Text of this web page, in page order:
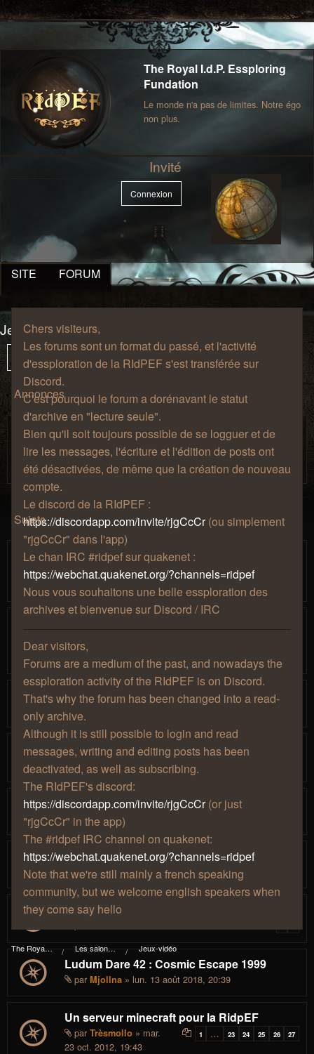
The Royal I.d.P. Essploring
Fundation
Le monde n'a pas de limites. Notre égo
non plus.
Invité
Connexion
SITE FORUM
Chers visiteurs,
Les forums sont un format du passé, et l'activité
d'essploration de la RIdPEF s'est transférée sur
Discord.
C'est pourquoi le forum a dorénavant le statut
d'archive en "lecture seule".
Bien qu'il soit toujours possible de se logguer et de
lire les messages, l'écriture et l'édition de posts ont
été désactivées, de même que la création de nouveau
compte.
Le discord de la RIdPEF :
https://discordapp.com/invite/rjgCcCr(ou simplement
"rjgCcCr" dans l'app)
Le chan IRC #ridpef sur quakenet :
https://webchat.quakenet.org/?channels=ridpef
Nous vous souhaitons une belle essploration des
archives et bienvenue sur Discord / IRC
Dear visitors,
Forums are a medium of the past, and nowadays the
essploration activity of the RIdPEF is on Discord.
That's why the forum has been changed into a read-
only archive.
Although it is still possible to login and read
messages, writing and editing posts has been
deactivated, as well as subscribing.
The RIdPEF's discord:
https://discordapp.com/invite/rjgCcCr(or just
"rjgCcCr" in the app)
The #ridpef IRC channel on quakenet:
https://webchat.quakenet.org/?channels=ridpef
Note that we're still mainly a french speaking
community, but we welcome english speakers when
they come say hello
The Royal I.d.P. Essploring Fundation Les salons du manoir Von Mortekai Jeux-vidéo
Jeux-vidéo
Verrouillé 62 sujets
Annonces
Règles de bienséance.
parZhao» jeu. 27 août 2009, 12:57 » dansSalon de
café
Sujets
[Minecraft] Serveur 1.14
1 … 12 13
parMjollna» lun. 06
août 2018, 18:42
(SevTech)
par
[Minecraft] Modpacks / mods cools
par
[Final Fantasy]Le marathon continue.
par Djbapt» jeu. 14 mars 2019, 15:38
[Elite Dangerous] Distant World 2
parHâthor» ven. 09 mars 2018, 15:11
[Elite Dangerous] Liens utiles
parHâthor» sam. 03 nov. 2018, 15:52
Les projets un peu tarés à Caradine
Ludum Dare 42 : Cosmic Escape 1999
par Mjollna » lun. 13 août 2018, 20:39
Un serveur minecraft pour la RidpEF
1 … 23 24 25 26 27
par Trèsmollo » mar.
23 oct. 2012, 19:43